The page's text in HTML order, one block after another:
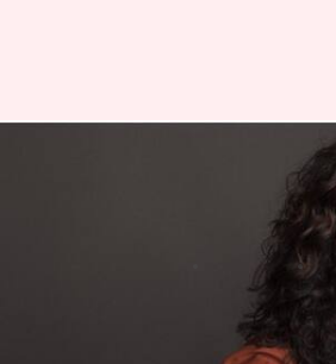
బాలీవుడ్ ను
సినిమాపై
Apr 19, 2023